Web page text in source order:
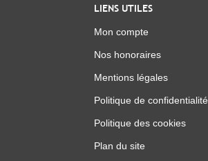
LIENS UTILES
Mon compte
Nos honoraires
Mentions légales
Politique de confidentialité
Politique des cookies
Plan du site